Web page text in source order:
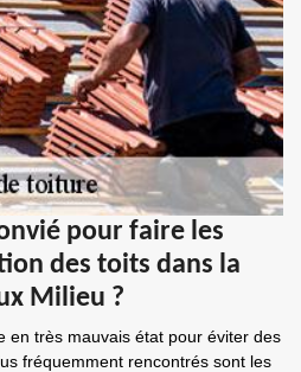
pour faire les
des toits dans la
Milieu ?
en très mauvais état pour éviter des
fréquemment rencontrés sont les